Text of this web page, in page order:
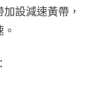
設減速黃帶，